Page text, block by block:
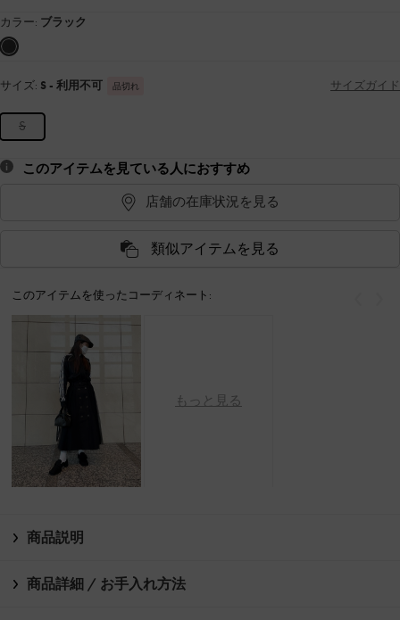
カラー: ブラック
サイズ: S - 利用不可 品切れ サイズガイド
S
このアイテムを見ている人におすすめ
店舗の在庫状況を見る
類似アイテムを見る
このアイテムを使ったコーディネート:
もっと見る
商品説明
商品詳細 / お手入れ方法